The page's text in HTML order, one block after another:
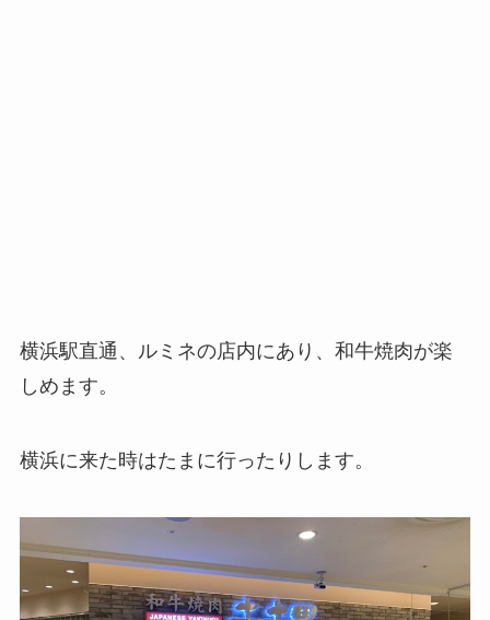
横浜駅直通、ルミネの店内にあり、和牛焼肉が楽
しめます。
横浜に来た時はたまに行ったりします。